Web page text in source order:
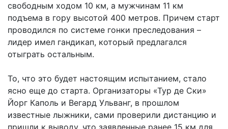
свободным ходом 10 км, а мужчинам 11 км
подъема в гору высотой 400 метров. Причем старт
проводился по системе гонки преследования –
лидер имел гандикап, который предлагался
отыграть остальным.
То, что это будет настоящим испытанием, стало
ясно еще до старта. Организаторы «Тур де Ски»
Йорг Каполь и Вегард Ульванг, в прошлом
известные лыжники, сами проверили дистанцию и